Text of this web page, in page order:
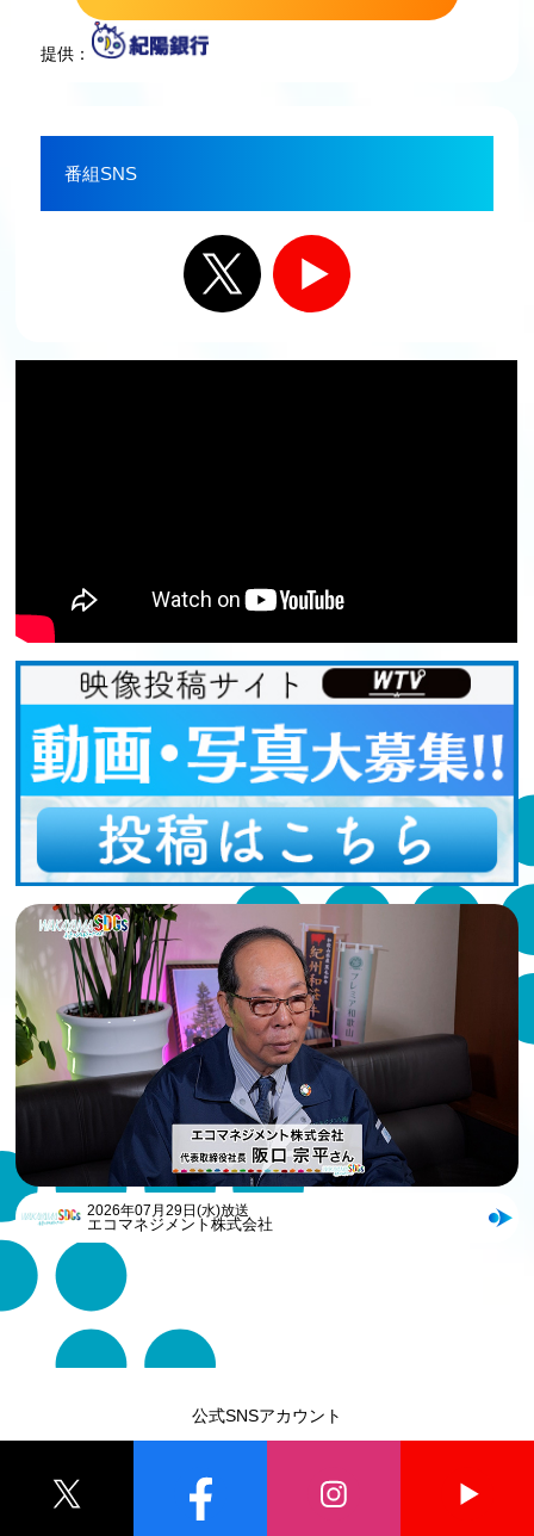
提供：
番組SNS
2026年07月29日(水)放送
エコマネジメント株式会社
公式SNSアカウント